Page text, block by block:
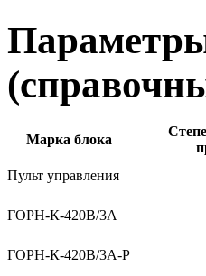
Марка блока
Пульт управления
ГОРН-К-420В/3А
ГОРН-К-420В/3А-Р